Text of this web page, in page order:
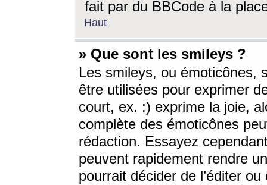
fait par du BBCode à la
Haut
» Que sont les smileys ?
Les smileys, ou émoticônes,
être utilisées pour exprimer
court, ex. :) exprime la joie,
complète des émoticônes
rédaction. Essayez
peuvent rapidement rendre
pourrait décider de l’éditer